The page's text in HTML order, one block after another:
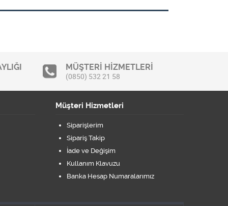
MÜŞTERİ HİZMETLERİ
(0850) 532 21 58
Müşteri Hizmetleri
Siparişlerim
Sipariş Takip
İade ve Değişim
Kullanım Klavuzu
Banka Hesap Numaralarımız